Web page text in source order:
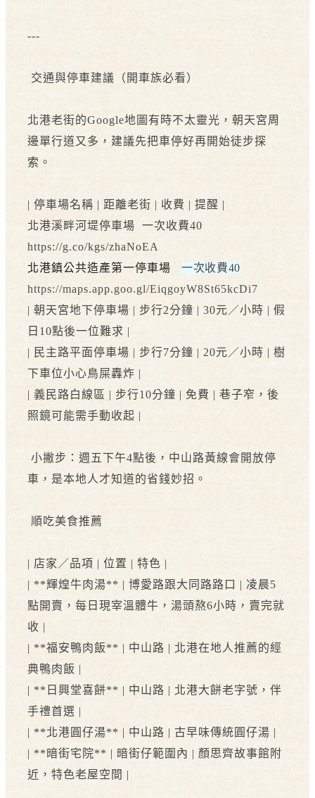
---
交通與停車建議（開車族必看）
北港老街的Google地圖有時不太靈光，朝天宮周
邊單行道又多，建議先把車停好再開始徒步探
索。
| 停車場名稱 | 距離老街 | 收費 | 提醒 |
北港溪畔河堤停車場 一次收費40
https://g.co/kgs/zhaNoEA
北港鎮公共造產第一停車場 一次收費40
https://maps.app.goo.gl/EiqgoyW8St65kcDi7
| 朝天宮地下停車場 | 步行2分鐘 | 30元／小時 | 假
日10點後一位難求 |
| 民主路平面停車場 | 步行7分鐘 | 20元／小時 | 樹
下車位小心鳥屎轟炸 |
| 義民路白線區 | 步行10分鐘 | 免費 | 巷子窄，後
照鏡可能需手動收起 |
小撇步：週五下午4點後，中山路黃線會開放停
車，是本地人才知道的省錢妙招。
順吃美食推薦
| 店家／品項 | 位置 | 特色 |
| **輝煌牛肉湯** | 博愛路跟大同路路口 | 凌晨5
點開賣，每日現宰溫體牛，湯頭熬6小時，賣完就
收 |
| **福安鴨肉飯** | 中山路 | 北港在地人推薦的經
典鴨肉飯 |
| **日興堂喜餅** | 中山路 | 北港大餅老字號，伴
手禮首選 |
| **北港圓仔湯** | 中山路 | 古早味傳統圓仔湯 |
| **暗街宅院** | 暗街仔範圍內 | 顏思齊故事館附
近，特色老屋空間 |